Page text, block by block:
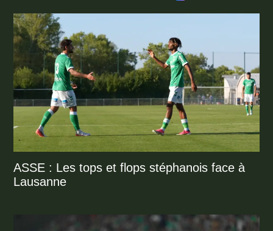
ASSE : Les tops et flops stéphanois face à
Lausanne